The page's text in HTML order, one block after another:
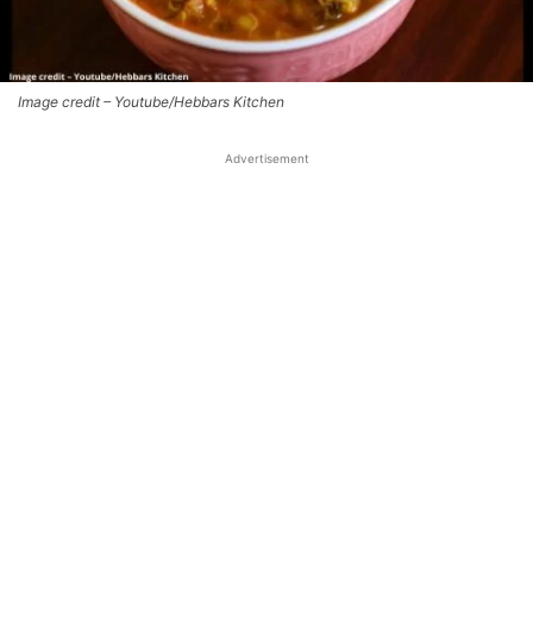
Image credit – Youtube/Hebbars Kitchen
Advertisement